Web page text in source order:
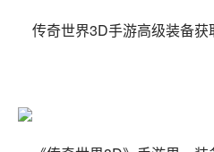
传奇世界3D手游高级装备获